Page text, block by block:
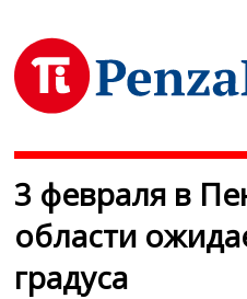
3 февраля в
области
градуса